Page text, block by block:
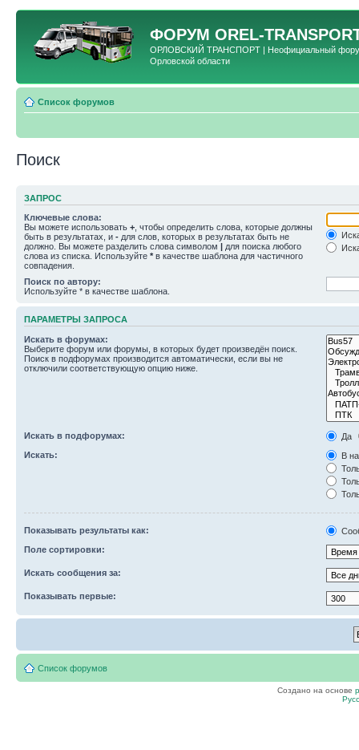
ФОРУМ OREL-
ОРЛОВСКИЙ ТРАНСПОРТ | Неофициальный форум
Орловской области
Список форумов
Поиск
ЗАПРОС
Ключевые слова:
Вы можете использовать + , чтобы определить слова, которые должны
быть в результатах, и - для слов, которых в результатах быть не
должно. Вы можете разделить слова символом | для поиска любого
слова из списка. Используйте * в качестве шаблона для частичного
совпадения.
Поиск по автору:
Используйте * в качестве шаблона.
ПАРАМЕТРЫ ЗАПРОСА
Искать в форумах:
Выберите форум или форумы, в которых будет произведён поиск.
Поиск в подфорумах производится автоматически, если вы не
отключили соответствующую опцию ниже.
Искать в подфорумах:
Да
Искать:
В
Показывать результаты как:
Поле сортировки:
Искать сообщения за:
Показывать первые:
Список форумов
Создано на основе